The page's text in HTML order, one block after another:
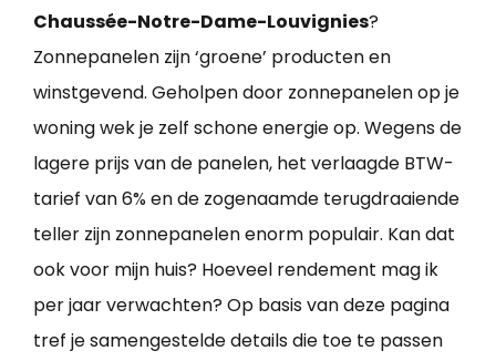
Chaussée-Notre-Dame-Louvignies?
Zonnepanelen zijn ‘groene’ producten en
winstgevend. Geholpen door zonnepanelen op je
woning wek je zelf schone energie op. Wegens de
lagere prijs van de panelen, het verlaagde BTW-
tarief van 6% en de zogenaamde terugdraaiende
teller zijn zonnepanelen enorm populair. Kan dat
ook voor mijn huis? Hoeveel rendement mag ik
per jaar verwachten? Op basis van deze pagina
tref je samengestelde details die toe te passen